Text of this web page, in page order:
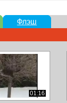
Флэш
01:16